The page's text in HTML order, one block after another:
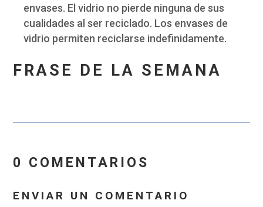
envases. El vidrio no pierde ninguna de sus
cualidades al ser reciclado. Los envases de
vidrio permiten reciclarse indefinidamente.
FRASE DE LA SEMANA
0 COMENTARIOS
ENVIAR UN COMENTARIO